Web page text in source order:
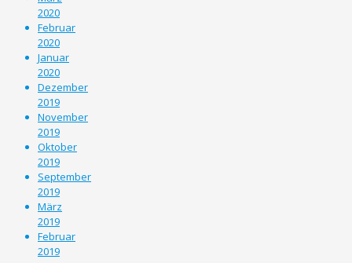
2020
Februar
2020
Januar
2020
Dezember
2019
November
2019
Oktober
2019
September
2019
März
2019
Februar
2019